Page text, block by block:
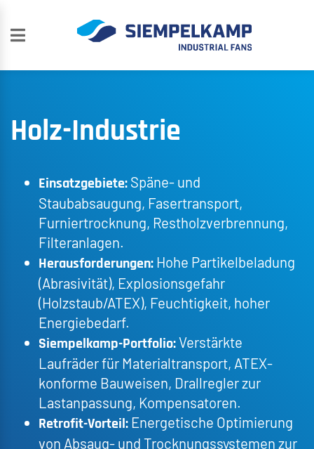
Holz-Industrie
Einsatzgebiete: Späne- und
Staubabsaugung, Fasertransport,
Furniertrocknung, Restholzverbrennung,
Filteranlagen.
Herausforderungen: Hohe Partikelbeladung
(Abrasivität), Explosionsgefahr
(Holzstaub/ATEX), Feuchtigkeit, hoher
Energiebedarf.
Siempelkamp-Portfolio:Verstärkte
Laufräder für Materialtransport, ATEX-
konforme Bauweisen, Drallregler zur
Lastanpassung, Kompensatoren.
Retrofit-Vorteil: Energetische Optimierung
von Absaug- und Trocknungssystemen zur